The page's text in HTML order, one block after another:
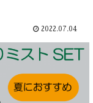
2022.07.04